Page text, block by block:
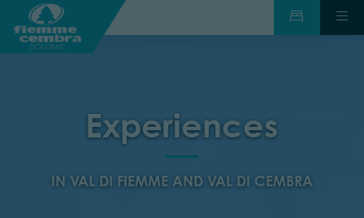
Experiences
IN VAL DI FIEMME AND VAL DI CEMBRA